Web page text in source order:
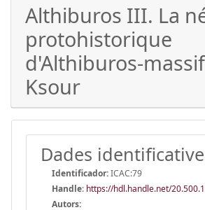
Althiburos III. La
protohistorique
d'Althiburos-
Ksour
Dades
Identificador:ICAC:79
Handle: https://hdl.handle.net/
Autors: